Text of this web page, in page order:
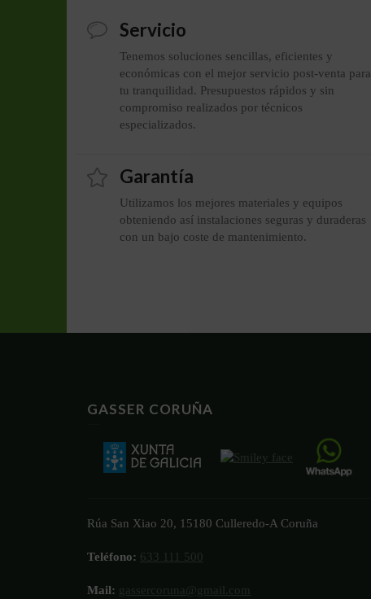
Servicio
Tenemos soluciones sencillas, eficientes y
económicas con el mejor servicio post-venta para
tu tranquilidad. Presupuestos rápidos y sin
compromiso realizados por técnicos
especializados.
Garantía
Utilizamos los mejores materiales y equipos
obteniendo así instalaciones seguras y duraderas
con un bajo coste de mantenimiento.
GASSER CORUÑA
Rúa San Xiao 20, 15180 Culleredo-A Coruña
Teléfono: 633 111 500
Mail: gassercoruna@gmail.com